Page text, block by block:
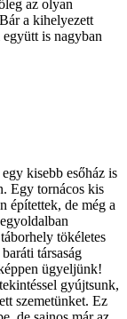
az olyan
a kihelyezett
is nagyban
kisebb esőház is
Egy tornácos kis
építettek, de még a
tökéletes
társaság
ügyeljünk!
gyújtsunk,
szemetünket. Ez